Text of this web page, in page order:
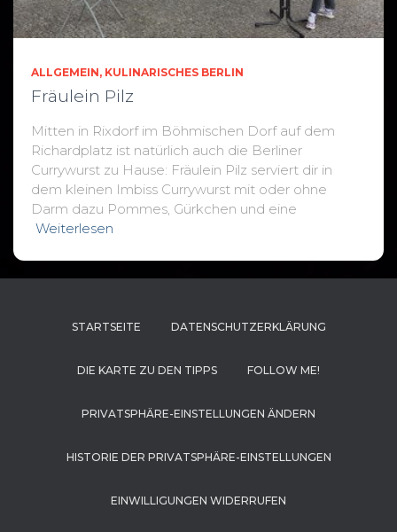
ALLGEMEIN KULINARISCHES BERLIN
Fräulein Pilz
Mitten in Rixdorf im Böhmischen Dorf auf dem
Richardplatz ist natürlich auch die Berliner
Currywurst zu Hause: Fräulein Pilz serviert dir in
dem kleinen Imbiss Currywurst mit oder ohne
Darm dazu Pommes, Gürkchen und eine
Weiterlesen
STARTSEITE DATENSCHUTZERKLÄRUNG
DIE KARTE ZU DEN TIPPS FOLLOW ME!
PRIVATSPHÄRE-EINSTELLUNGEN ÄNDERN
HISTORIE DER PRIVATSPHÄRE-EINSTELLUNGEN
EINWILLIGUNGEN WIDERRUFEN